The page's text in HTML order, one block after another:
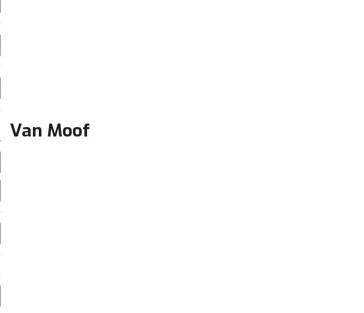
en privacyverklaring
cookies. Je voorkeuren kun je later altijd aanpassen via de
Van Moof